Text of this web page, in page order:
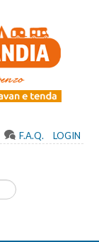
F.A.Q. LOGIN